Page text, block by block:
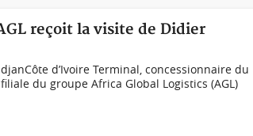
reçoit la visite de Didier
d’Ivoire Terminal, concessionnaire du
du groupe Africa Global Logistics (AGL)